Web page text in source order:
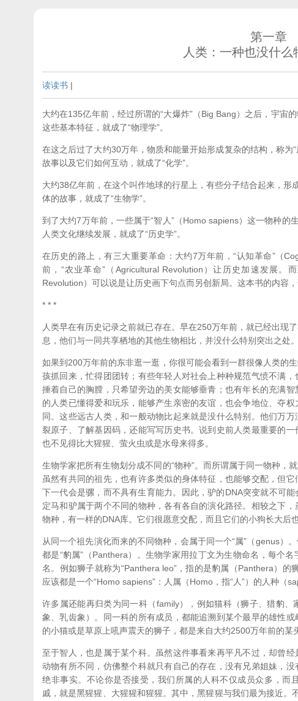
第一章
人类：一种也没什么
读读书 |
大约在135亿年前，经过所谓的“大爆炸”（Big Bang）之后，宇宙
这些基本特征，就成了“物理学”。
在这之后过了大约30万年，物质和能量开始形成复杂的结构，称为
故事以及它们如何互动，就成了“化学”。
大约38亿年前，在这个叫作地球的行星上，有些分子结合起来，形
体的故事，就成了“生物学”。
到了大约7万年前，一些属于“智人”（Homo sapiens）这一物种的
人类文化继续发展，就成了“历史学”。
在历史的路上，有三大重要革命：大约7万年前，“认知革命”（
前，“农业革命”（Agricultural Revolution）让历史加速发展。
Revolution）可以说是让历史画下句点而另创新局。这本书的内容
* * *
人类早在有历史记录之前就已存在。早在250万年前，就已经出现
息，他们与一同共享栖地的其他生物相比，并没什么特别突出之处。
如果到200万年前的东非逛一逛，你很可能会看到一群很像人类的
孩抓回来，忙得团团转；有些年轻人对社会上种种规范气愤不满
捶着自己的胸膛，只希望旁边的美女能够垂青；也有年长的充满
的人类已懂得爱和玩乐，能够产生亲密的友谊，也会争地位、夺
同。这些远古人类，和一般动物比起来就是没什么特别。他们万
裂原子、了解基因码，还能写写历史书。说到史前人类最重要的
也不见得比大猩猩、萤火虫或是水母来得多。
生物学家把所有生物划分成不同的“物种”。而所谓属于同一物种，
虽然有共同的祖先，也有许多类似的身体特征，也能够交配，但
下一代会是骡，而不具有生育能力。因此，驴的DNA突变就不可
定马和驴属于两个不同的物种，各有各自的演化路径。相较之下
物种，有一样的DNA库。它们很愿意交配，而且它们的小狗长大后
从同一个祖先演化而来的不同物种，会属于同一个“属”（genus）
都是“豹属”（Panthera）。生物学家用拉丁文为生物命名，每个
名。例如狮子就称为“Panthera leo”，指的是豹属（Panthera）
应该都是一个“Homo sapiens”：人属（Homo，指“人”）的人种（
许多属还能再归类为同一科（family），例如猫科（狮子、猎豹
象、乳齿象）。同一科的所有成员，都能追溯到某个最早的雄性
的小猫或是草原上吼声震天的狮子，都是来自大约2500万年前的某
至于智人，也是属于某个科。虽然这件事看来再平凡不过，却曾
动物有所不同，仿佛整个科就只有自己的存在，没有兄弟姐妹，
绝非事实。不论你是否接受，我们所属的人科不仅成员众多，而
戚，就是黑猩猩、大猩猩和猩猩。其中，黑猩猩与我们最为接近